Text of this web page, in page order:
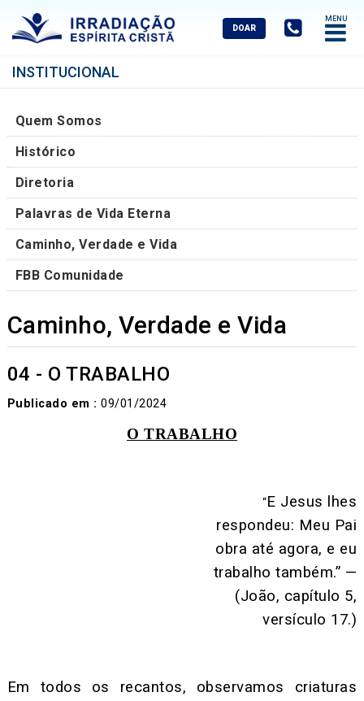
Abrir
Menu
INSTITUCIONAL
Quem Somos
Histórico
Diretoria
Palavras de Vida Eterna
Caminho, Verdade e Vida
FBB Comunidade
Caminho, Verdade e Vida
04 - O TRABALHO
Publicado em : 09/01/2024
O TRABALHO
“E Jesus lhes
respondeu: Meu Pai
obra até agora, e eu
trabalho também.” —
(João, capítulo 5,
versículo 17.)
Em todos os recantos, observamos criaturas